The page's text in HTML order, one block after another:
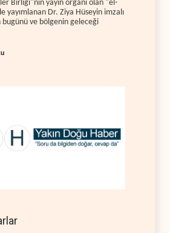
Birliği"nin yayın organı olan "el-
yayımlanan Dr. Ziya Hüseyin imzalı
bugünü ve bölgenin geleceği